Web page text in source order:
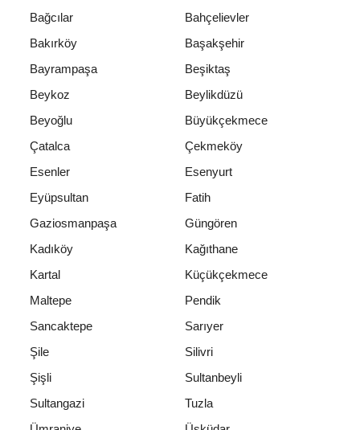
Bağcılar
Bahçelievler
Bakırköy
Başakşehir
Bayrampaşa
Beşiktaş
Beykoz
Beylikdüzü
Beyoğlu
Büyükçekmece
Çatalca
Çekmeköy
Esenler
Esenyurt
Eyüpsultan
Fatih
Gaziosmanpaşa
Güngören
Kadıköy
Kağıthane
Kartal
Küçükçekmece
Maltepe
Pendik
Sancaktepe
Sarıyer
Şile
Silivri
Şişli
Sultanbeyli
Sultangazi
Tuzla